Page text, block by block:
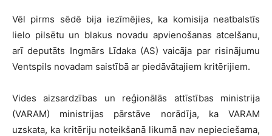
Vēl pirms sēdē bija iezīmējies, ka komisija neatbalstīs
lielo pilsētu un blakus novadu apvienošanas atcelšanu,
arī deputāts Ingmārs Līdaka (AS) vaicāja par risinājumu
Ventspils novadam saistībā ar piedāvātajiem kritērijiem.
Vides aizsardzības un reģionālās attīstības ministrija
(VARAM) ministrijas pārstāve norādīja, ka VARAM
uzskata, ka kritēriju noteikšanā likumā nav nepieciešama,